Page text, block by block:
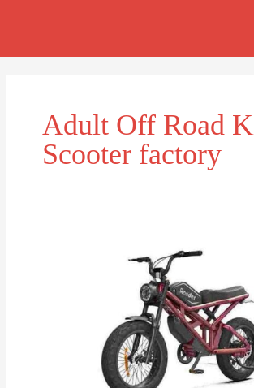
Adult Off Road
Scooter factory